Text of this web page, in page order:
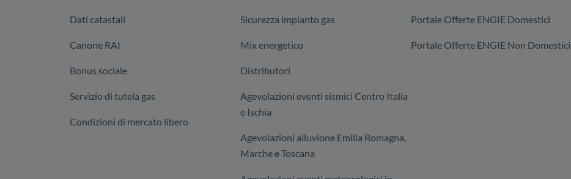
Dati catastali
Canone RAI
Bonus sociale
Servizio di tutela gas
Condizioni di mercato libero
Sicurezza impianto gas
Mix energetico
Distributori
Agevolazioni eventi sismici Centro Italia
e Ischia
Agevolazioni alluvione Emilia Romagna,
Marche e Toscana
Portale Offerte ENGIE Domestici
Portale Offerte ENGIE Non Domestici